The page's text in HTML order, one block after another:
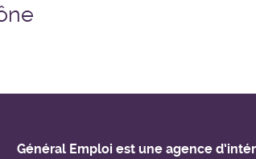
Général Emploi est une agence